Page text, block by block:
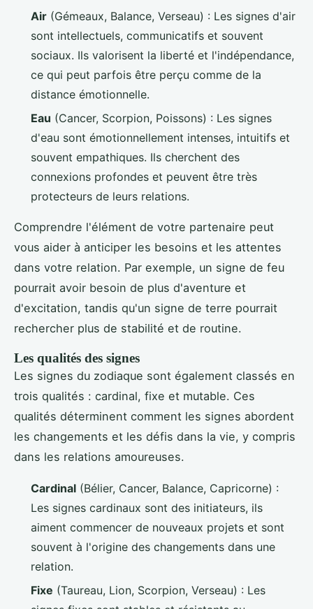
Air (Gémeaux, Balance, Verseau) : Les signes d'air
sont intellectuels, communicatifs et souvent
sociaux. Ils valorisent la liberté et l'indépendance,
ce qui peut parfois être perçu comme de la
distance émotionnelle.
Eau (Cancer, Scorpion, Poissons) : Les signes
d'eau sont émotionnellement intenses, intuitifs et
souvent empathiques. Ils cherchent des
connexions profondes et peuvent être très
protecteurs de leurs relations.
Comprendre l'élément de votre partenaire peut
vous aider à anticiper les besoins et les attentes
dans votre relation. Par exemple, un signe de feu
pourrait avoir besoin de plus d'aventure et
d'excitation, tandis qu'un signe de terre pourrait
rechercher plus de stabilité et de routine.
Les qualités des signes
Les signes du zodiaque sont également classés en
trois qualités : cardinal, fixe et mutable. Ces
qualités déterminent comment les signes abordent
les changements et les défis dans la vie, y compris
dans les relations amoureuses.
Cardinal (Bélier, Cancer, Balance, Capricorne) :
Les signes cardinaux sont des initiateurs, ils
aiment commencer de nouveaux projets et sont
souvent à l'origine des changements dans une
relation.
Fixe (Taureau, Lion, Scorpion, Verseau) : Les